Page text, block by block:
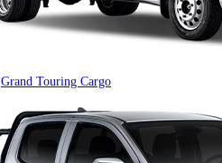
Grand Touring Cargo